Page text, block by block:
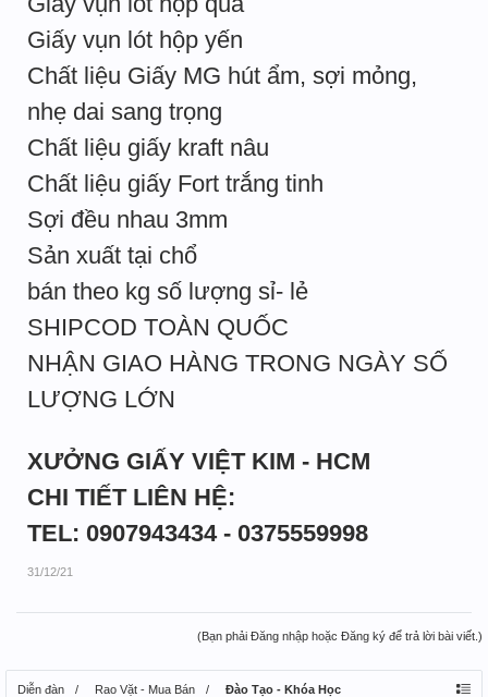
Giấy vụn lót hộp yến
Chất liệu Giấy MG hút ẩm, sợi mỏng,
nhẹ dai sang trọng
Chất liệu giấy kraft nâu
Chất liệu giấy Fort trắng tinh
Sợi đều nhau 3mm
Sản xuất tại chổ
bán theo kg số lượng sỉ- lẻ
SHIPCOD TOÀN QUỐC
NHẬN GIAO HÀNG TRONG NGÀY SỐ
LƯỢNG LỚN
XƯỞNG GIẤY VIỆT KIM - HCM
CHI TIẾT LIÊN HỆ:
TEL: 0907943434 - 0375559998
31/12/21
(Bạn phải Đăng nhập hoặc Đăng ký để trả lời bài viết.)
Diễn đàn Rao Vặt - Mua Bán Đào Tạo - Khóa Học